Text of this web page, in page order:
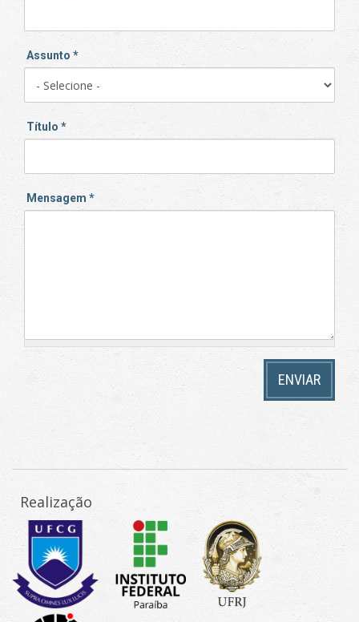
Assunto *
Título *
Mensagem *
ENVIAR
Realização